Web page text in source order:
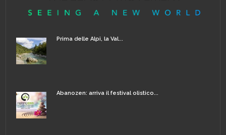
Prima delle Alpi, la Val...
Abanozen: arriva il festival olistico...